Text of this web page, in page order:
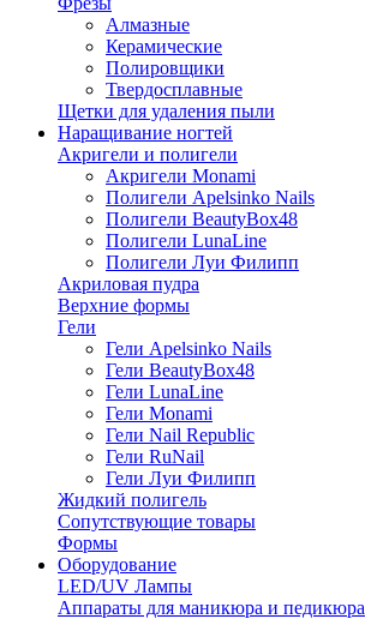
Алмазные
Керамические
Полировщики
Твердосплавные
Щетки для удаления пыли
Наращивание ногтей
Акригели и полигели
Акригели Monami
Полигели Apelsinko Nails
Полигели BeautyBox48
Полигели LunaLine
Полигели Луи Филипп
Акриловая пудра
Верхние формы
Гели
Гели Apelsinko Nails
Гели BeautyBox48
Гели LunaLine
Гели Monami
Гели Nail Republic
Гели RuNail
Гели Луи Филипп
Жидкий полигель
Сопутствующие товары
Формы
Оборудование
LED/UV Лампы
Аппараты для маникюра и педикюра